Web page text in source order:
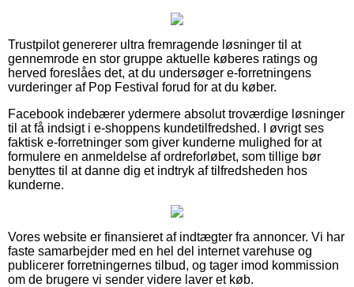
Trustpilot genererer ultra fremragende løsninger til at
gennemrode en stor gruppe aktuelle køberes ratings og
herved foreslåes det, at du undersøger e-forretningens
vurderinger af Pop Festival forud for at du køber.
Facebook indebærer ydermere absolut troværdige løsninger
til at få indsigt i e-shoppens kundetilfredshed. I øvrigt ses
faktisk e-forretninger som giver kunderne mulighed for at
formulere en anmeldelse af ordreforløbet, som tillige bør
benyttes til at danne dig et indtryk af tilfredsheden hos
kunderne.
Vores website er finansieret af indtægter fra annoncer. Vi har
faste samarbejder med en hel del internet varehuse og
publicerer forretningernes tilbud, og tager imod kommission
om de brugere vi sender videre laver et køb.